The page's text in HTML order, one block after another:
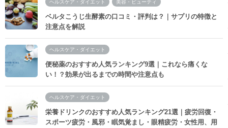
ヘルスケア・ダイエット 美容・ビューティ
ベルタこうじ生酵素の口コミ・評判は？｜サプリの特徴と
注意点を解説
ヘルスケア・ダイエット
便秘薬のおすすめ人気ランキング9選｜これなら痛くな
い！？効果が出るまでの時間や注意点も
ヘルスケア・ダイエット
栄養ドリンクのおすすめ人気ランキング21選｜疲労回復・
スポーツ疲労・風邪・眠気覚まし・眼精疲労・女性用、用